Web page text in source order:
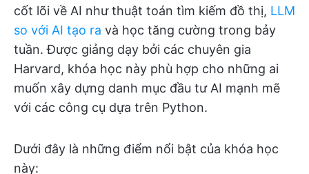
cốt lõi về AI như thuật toán tìm kiếm đồ thị, LLM
so với AI tạo ra và học tăng cường trong bảy
tuần. Được giảng dạy bởi các chuyên gia
Harvard, khóa học này phù hợp cho những ai
muốn xây dựng danh mục đầu tư AI mạnh mẽ
với các công cụ dựa trên Python.
Dưới đây là những điểm nổi bật của khóa học
này: